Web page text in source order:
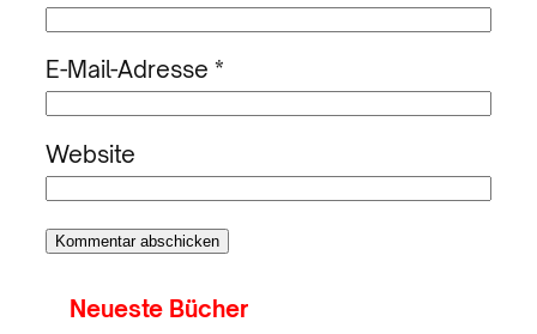
E-Mail-Adresse *
Website
Neueste Bücher